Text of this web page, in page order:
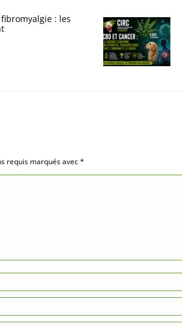
: les
requis marqués avec*